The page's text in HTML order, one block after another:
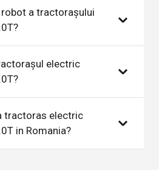
a tractorașului
electric
tractoras electric
in Romania?